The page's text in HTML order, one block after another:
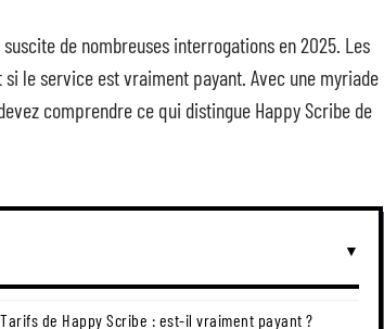
de nombreuses interrogations en 2025. Les
le service est vraiment payant. Avec une myriade
comprendre ce qui distingue Happy Scribe de
Tarifs de Happy Scribe : est-il vraiment payant ?